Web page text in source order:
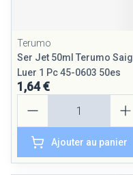
Terumo
Ser Jet 50ml Terumo Saig
Luer 1 Pc 45-0603 50es
1,64 €
Ajouter au panier